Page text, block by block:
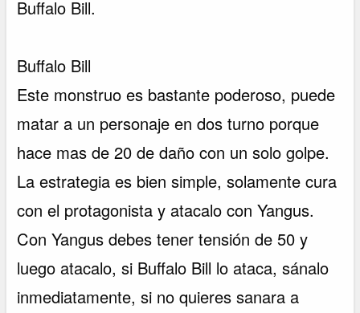
Buffalo Bill.
Buffalo Bill
Este monstruo es bastante poderoso, puede
matar a un personaje en dos turno porque
hace mas de 20 de daño con un solo golpe.
La estrategia es bien simple, solamente cura
con el protagonista y atacalo con Yangus.
Con Yangus debes tener tensión de 50 y
luego atacalo, si Buffalo Bill lo ataca, sánalo
inmediatamente, si no quieres sanara a